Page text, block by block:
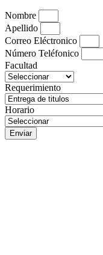
Nombre
Apellido
Correo Eléctronico
Número Teléfonico
Facultad
Requerimiento
Horario
Enviar